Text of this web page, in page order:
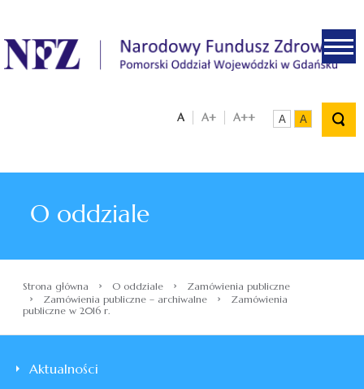
.
A A+ A++ A A
O oddziale
Strona główna › O oddziale › Zamówienia publiczne
› Zamówienia publiczne – archiwalne ›
Zamówienia
publiczne w 2016 r.
Aktualności